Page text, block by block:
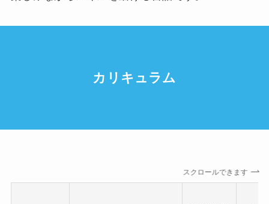
カリキュラム
スクロールできます